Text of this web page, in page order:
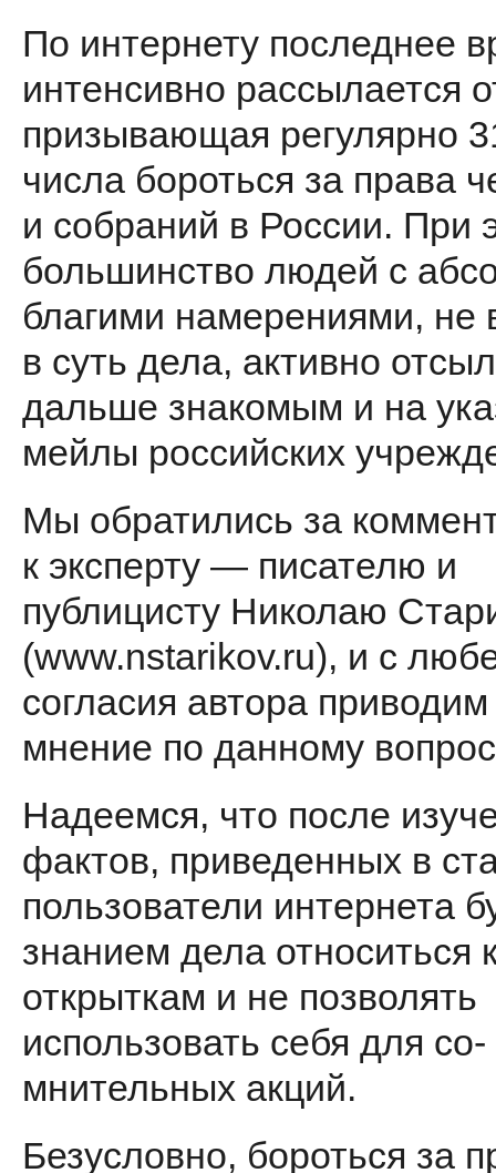
По интернету последнее
интенсивно рассылает­ся
призывающая регулярно
числа бороться за права
и собраний в России. При
большинство лю­дей с
благими намерени­ями, не
в суть дела, актив­но
дальше знакомым и на
мейлы российских
Мы обратились за
к эксперту — писателю и
публицисту Николаю
(www.nstarikov.ru), и с
согласия автора приводим
мнение по данному
Надеемся, что после
фак­тов, приведенных в
пользова­тели интернета
знанием дела относиться
открыткам и не позволять
использовать себя для со­
мнительных акций.
Безусловно, бороться за